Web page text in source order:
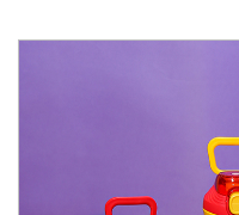
这款水瓶的突出特点之
韧的 PC 材料，水瓶即使